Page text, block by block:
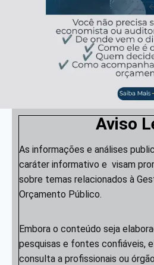
Aviso
As informações e análises
caráter informativo e visam
sobre temas relacionados à
Orçamento Público.
Embora o conteúdo seja
pesquisas e fontes confiáveis,
consulta a profissionais ou